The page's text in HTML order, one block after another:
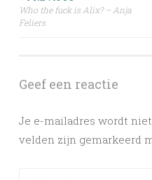
navigation
Who the fuck is Alix? – Anja
Feliers
Geef een reactie
Je e-mailadres wordt
velden zijn gemarkeerd